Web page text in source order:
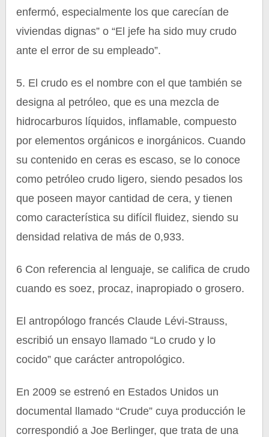
enfermó, especialmente los que carecían de
viviendas dignas” o “El jefe ha sido muy crudo
ante el error de su empleado”.
5. El crudo es el nombre con el que también se
designa al petróleo, que es una mezcla de
hidrocarburos líquidos, inflamable, compuesto
por elementos orgánicos e inorgánicos. Cuando
su contenido en ceras es escaso, se lo conoce
como petróleo crudo ligero, siendo pesados los
que poseen mayor cantidad de cera, y tienen
como característica su difícil fluidez, siendo su
densidad relativa de más de 0,933.
6 Con referencia al lenguaje, se califica de crudo
cuando es soez, procaz, inapropiado o grosero.
El antropólogo francés Claude Lévi-Strauss,
escribió un ensayo llamado “Lo crudo y lo
cocido” que carácter antropológico.
En 2009 se estrenó en Estados Unidos un
documental llamado “Crude” cuya producción le
correspondió a Joe Berlinger, que trata de una